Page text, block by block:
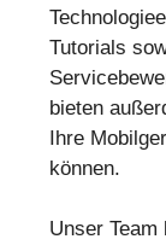
Tutorials
bieten
Ihre
können.
Unser Team